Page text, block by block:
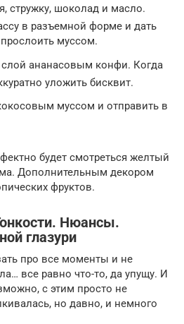
стружку, шоколад и масло.
в разъемной форме и дать
муссом.
ананасовым конфи. Когда
уложить бисквит.
муссом и отправить в
будет смотреться желтый
Дополнительным декором
фруктов.
Нюансы.
глазури
про все моменты и не
все равно что-то, да упущу. И
с этим просто не
но давно, и немного